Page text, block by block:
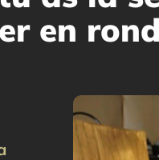
en